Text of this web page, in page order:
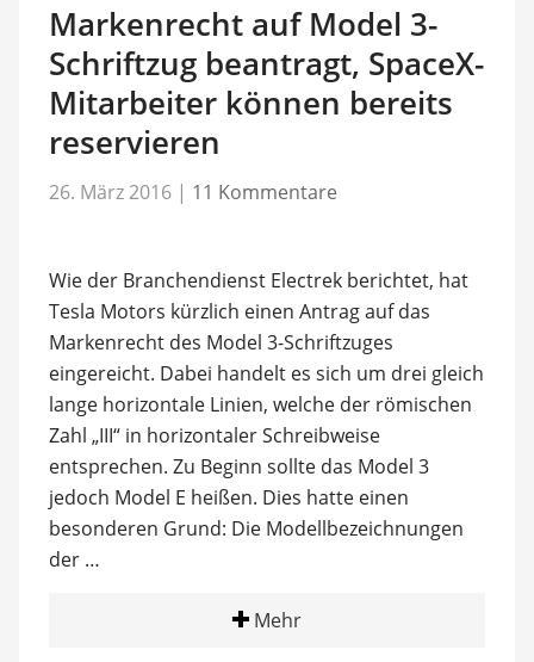
Markenrecht auf Model 3-
Schriftzug beantragt, SpaceX-
Mitarbeiter können bereits
reservieren
26. März 2016 | 11 Kommentare
Wie der Branchendienst Electrek berichtet, hat
Tesla Motors kürzlich einen Antrag auf das
Markenrecht des Model 3-Schriftzuges
eingereicht. Dabei handelt es sich um drei gleich
lange horizontale Linien, welche der römischen
Zahl „III“ in horizontaler Schreibweise
entsprechen. Zu Beginn sollte das Model 3
jedoch Model E heißen. Dies hatte einen
besonderen Grund: Die Modellbezeichnungen
der …
Mehr